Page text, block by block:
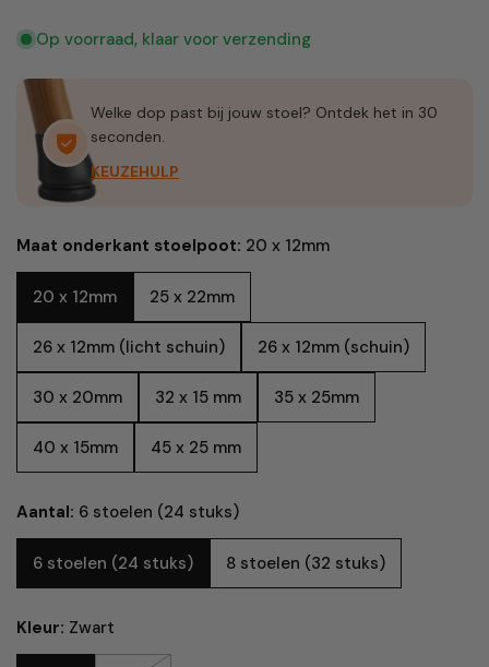
Op voorraad, klaar voor verzending
Welke dop past bij jouw stoel? Ontdek het in 30
seconden.
KEUZEHULP
Maat onderkant stoelpoot: 20 x 12mm
20 x 12mm 25 x 22mm
26 x 12mm (licht schuin) 26 x 12mm (schuin)
30 x 20mm 32 x 15 mm 35 x 25mm
40 x 15mm 45 x 25 mm
Aantal: 6 stoelen (24 stuks)
6 stoelen (24 stuks) 8 stoelen (32 stuks)
Kleur: Zwart